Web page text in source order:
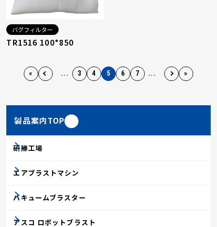
バグフィルター
TR1516 100*850
« ... 3 4 5 6 7 ... »
製品案内TOP
研掃工場
エアブラストマシン
バキュームブラスター
アスコ ロボットブラスト